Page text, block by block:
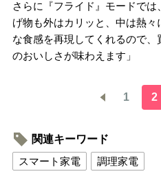
さらに『フライド』モードで
げ物も外はカリッと、中は熱々
な食感を再現してくれるので
のおいしさが味わえます」
1 2
関連キーワード
スマート家電
調理家電